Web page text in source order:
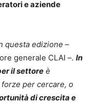
e aziende
questa edizione –
generale CLAI –. In
il settore è
per cercare, o
di crescita e